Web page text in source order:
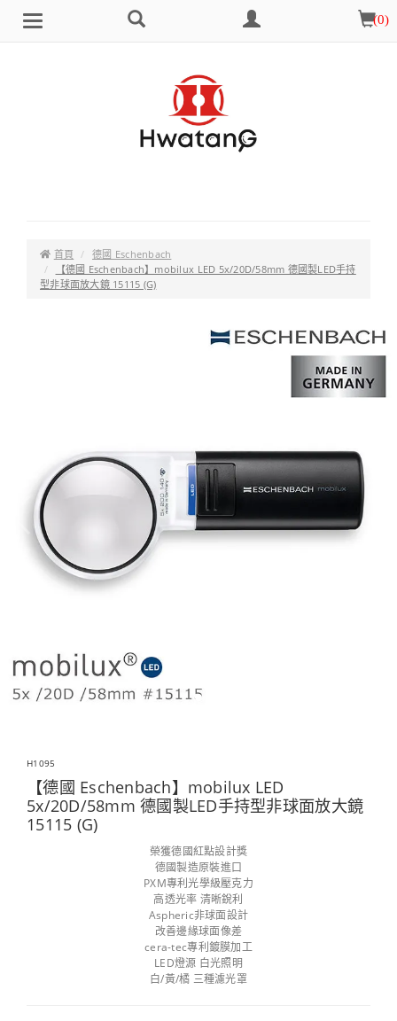
選
搜
會
員
中
購
物
車
(0)
首頁
德國 Eschenbach
【德國 Eschenbach】mobilux LED 5x/20D/58mm 德國製LED手持
型非球面放大鏡 15115 (G)
H1095
【德國 Eschenbach】mobilux LED
5x/20D/58mm 德國製LED手持型非球面放大鏡
15115 (G)
榮獲德國紅點設計獎
德國製造原裝進口
PXM專利光學級壓克力
高透光率 清晰銳利
Aspheric非球面設計
改善邊緣球面像差
cera-tec專利鍍膜加工
LED燈源 白光照明
白/黃/橘 三種濾光罩